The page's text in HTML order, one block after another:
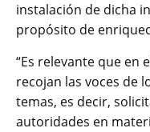
instalación de dicha
propósito de
“Es relevante que en
recojan las voces de
temas, es decir,
autoridades en